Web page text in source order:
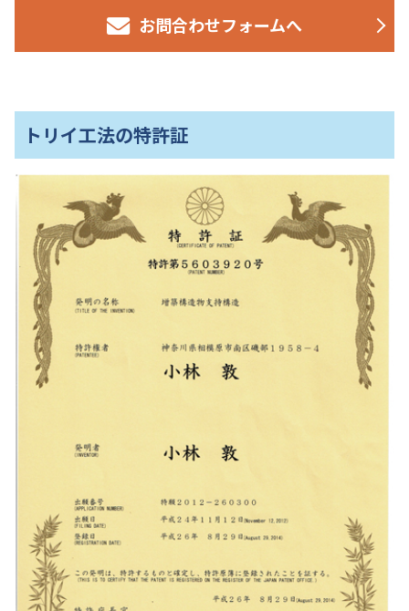
お問合わせフォームへ
トリイ工法の特許証